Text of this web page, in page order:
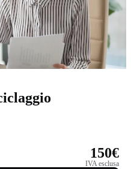
150€
IVA esclusa